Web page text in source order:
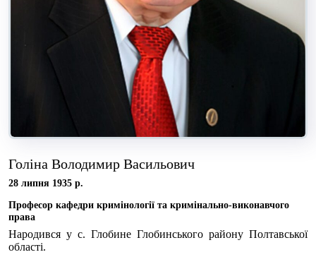
Голіна Володимир Васильович
28 липня 1935 р.
Професор кафедри кримінології та кримінально-виконавчого
права
Народився у с. Глобине Глобинського району Полтавської
області.